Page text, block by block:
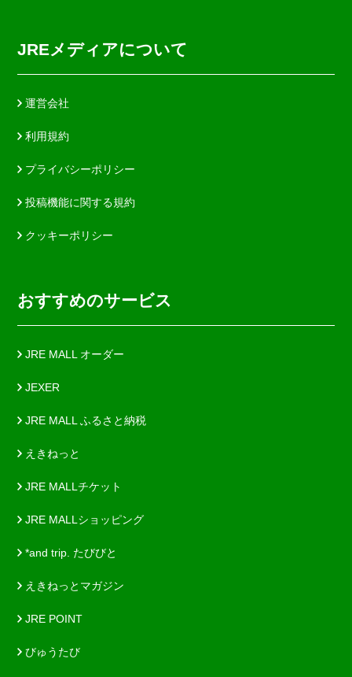
JREメディアについて
運営会社
利用規約
プライバシーポリシー
投稿機能に関する規約
クッキーポリシー
おすすめのサービス
JRE MALL オーダー
JEXER
JRE MALL ふるさと納税
えきねっと
JRE MALLチケット
JRE MALLショッピング
*and trip. たびびと
えきねっとマガジン
JRE POINT
びゅうたび